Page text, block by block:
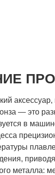
— это
в
металла: